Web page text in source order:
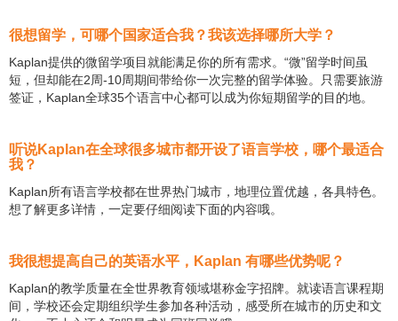
很想留学，可哪个国家适合我？我该选择哪所大学？
Kaplan提供的微留学项目就能满足你的所有需求。“微”留学时间虽
短，但却能在2周-10周期间带给你一次完整的留学体验。只需要旅游
签证，Kaplan全球35个语言中心都可以成为你短期留学的目的地。
听说Kaplan在全球很多城市都开设了语言学校，哪个最适合
我？
Kaplan所有语言学校都在世界热门城市，地理位置优越，各具特色。
想了解更多详情，一定要仔细阅读下面的内容哦。
我很想提高自己的英语水平，Kaplan 有哪些优势呢？
Kaplan的教学质量在全世界教育领域堪称金字招牌。就读语言课程期
间，学校还会定期组织学生参加各种活动，感受所在城市的历史和文